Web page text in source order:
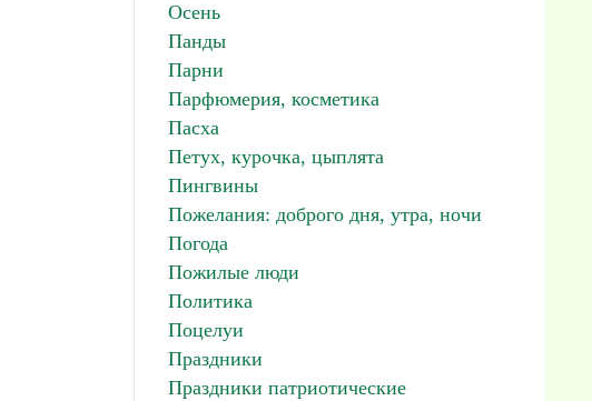
Осень
Панды
Парни
Парфюмерия, косметика
Пасха
Петух, курочка, цыплята
Пингвины
Пожелания: доброго дня, утра, ночи
Погода
Пожилые люди
Политика
Поцелуи
Праздники
Праздники патриотические